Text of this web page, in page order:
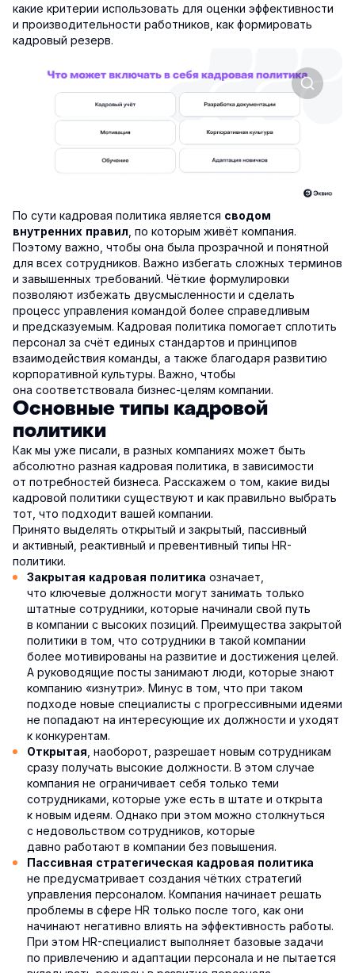
какие критерии использовать для оценки эффективности
и производительности работников, как формировать
кадровый резерв.
По сути кадровая политика является сводом
внутренних правил , по которым живёт компания.
Поэтому важно, чтобы она была прозрачной и понятной
для всех сотрудников. Важно избегать сложных терминов
и завышенных требований. Чёткие формулировки
позволяют избежать двусмысленности и сделать
процесс управления командой более справедливым
и предсказуемым. Кадровая политика помогает сплотить
персонал за счёт единых стандартов и принципов
взаимодействия команды, а также благодаря развитию
корпоративной культуры. Важно, чтобы
она соответствовала бизнес-целям компании.
Основные типы кадровой
политики
Как мы уже писали, в разных компаниях может быть
абсолютно разная кадровая политика, в зависимости
от потребностей бизнеса. Расскажем о том, какие виды
кадровой политики существуют и как правильно выбрать
тот, что подходит вашей компании.
Принято выделять открытый и закрытый, пассивный
и активный, реактивный и превентивный типы HR-
политики.
Закрытая кадровая политика означает,
что ключевые должности могут занимать только
штатные сотрудники, которые начинали свой путь
в компании с высоких позиций. Преимущества закрытой
политики в том, что сотрудники в такой компании
более мотивированы на развитие и достижения целей.
А руководящие посты занимают люди, которые знают
компанию «изнутри». Минус в том, что при таком
подходе новые специалисты с прогрессивными идеями
не попадают на интересующие их должности и уходят
к конкурентам.
Открытая , наоборот, разрешает новым сотрудникам
сразу получать высокие должности. В этом случае
компания не ограничивает себя только теми
сотрудниками, которые уже есть в штате и открыта
к новым идеям. Однако при этом можно столкнуться
с недовольством сотрудников, которые
давно работают в компании без повышения.
Пассивная стратегическая кадровая политика
не предусматривает создания чётких стратегий
управления персоналом. Компания начинает решать
проблемы в сфере HR только после того, как они
начинают негативно влиять на эффективность работы.
При этом HR-специалист выполняет базовые задачи
по привлечению и адаптации персонала и не пытается